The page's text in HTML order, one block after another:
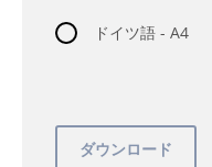
ドイツ語 - A4